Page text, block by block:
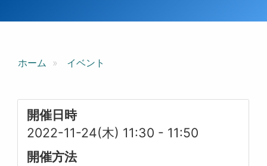
ホーム イベント
開催日時
2022-11-24(木) 11:30 - 11:50
開催方法